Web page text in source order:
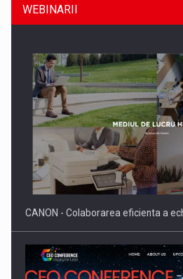
SAPTE PERSONALITATI DIN MEDIUL
SI INSTITUTIONAL…
WEBINARII
CANON - Colaborarea eficienta a